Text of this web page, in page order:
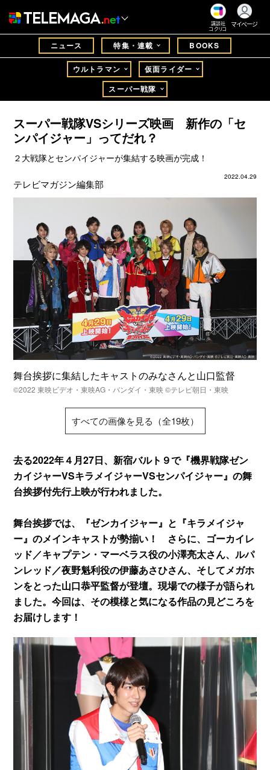
講談社
コクリコ
マイページ
ニュース 特集・連載 BOOKS
ウルトラマン
仮面ライダー
スーパー戦隊
スーパー戦隊VSシリーズ映画 新作の「セ
ンパイジャー」ってだれ？
２大戦隊とセンパイジャーが集結する映画が完成！
2022.04.29
テレビマガジン編集部
舞台挨拶に集結したキャストのみなさんと山口監督
©2022 東映ビデオ・東映AG・バンダイ・東映 ©テレビ朝日・東映
すべての画像を見る（全19枚）
去る2022年４月27日、新宿バルト９で『機界戦隊ゼン
カイジャーVSキラメイジャーVSセンパイジャー』の舞
台挨拶付先行上映が行われました。
舞台挨拶では、『ゼンカイジャー』と『キラメイジャ
ー』のメインキャストが勢揃い！ さらに、ゴーカイレ
ッド／キャプテン・マーベラス役の小澤亮太さん、ルパ
ンレッド／夜野魁利役の伊藤あさひさん、そしてメガホ
ンをとった山口恭平監督が登壇。現場での様子が語られ
ました。今回は、その模様と気になる作品の見どころを
お届けします！